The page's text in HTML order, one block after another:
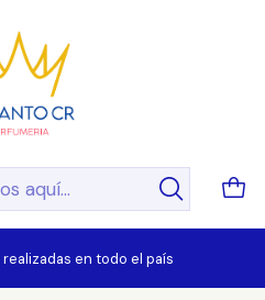
en todo el país